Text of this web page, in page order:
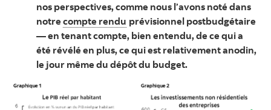
nos perspectives, comme nous l’avons noté dans
notre compte rendu prévisionnel postbudgétaire
— en tenant compte, bien entendu, de ce qui a
été révélé en plus, ce qui est relativement anodin,
le jour même du dépôt du budget.